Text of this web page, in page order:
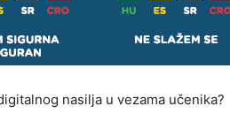
nasilja u vezama učenika?